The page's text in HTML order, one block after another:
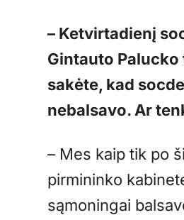
– Ketvirtadienį
Gintauto Palucko
sakėte, kad
nebalsavo. Ar
– Mes kaip tik po
pirmininko
sąmoningai